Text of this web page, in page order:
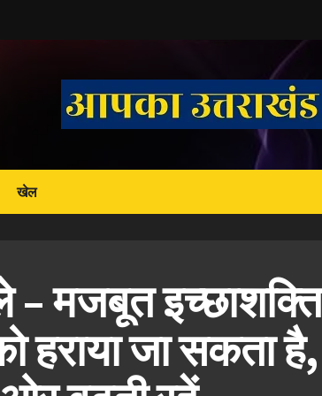
खेल
– मजबूत
हराया जा सकता है,